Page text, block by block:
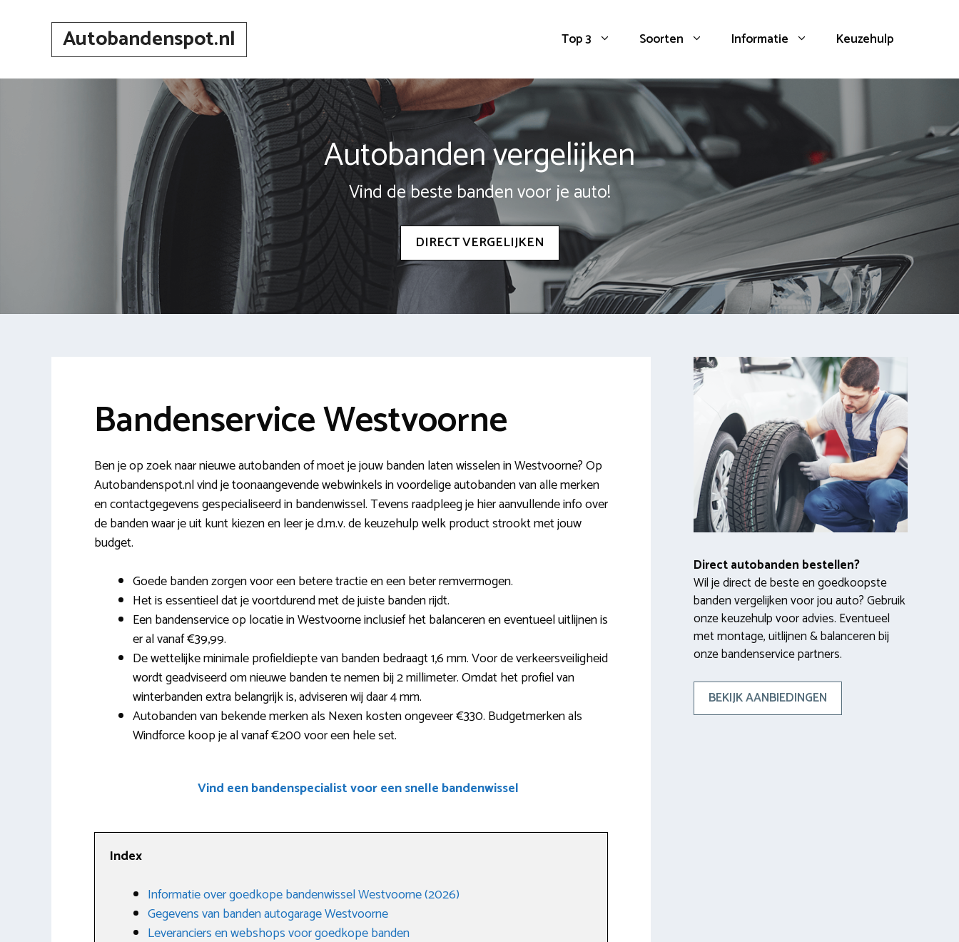
Autobandenspot.nl Top 3 Soorten Informatie Keuzehulp
Autobanden vergelijken
Vind de beste banden voor je auto!
DIRECT VERGELIJKEN
Bandenservice Westvoorne
Ben je op zoek naar nieuwe autobanden of moet je jouw banden laten wisselen in Westvoorne? Op
Autobandenspot.nl vind je toonaangevende webwinkels in voordelige autobanden van alle merken
en contactgegevens gespecialiseerd in bandenwissel. Tevens raadpleeg je hier aanvullende info over
de banden waar je uit kunt kiezen en leer je d.m.v. de keuzehulp welk product strookt met jouw
budget.
Goede banden zorgen voor een betere tractie en een beter remvermogen.
Het is essentieel dat je voortdurend met de juiste banden rijdt.
Een bandenservice op locatie in Westvoorne inclusief het balanceren en eventueel uitlijnen is
er al vanaf €39,99.
De wettelijke minimale profieldiepte van banden bedraagt 1,6 mm. Voor de verkeersveiligheid
wordt geadviseerd om nieuwe banden te nemen bij 2 millimeter. Omdat het profiel van
winterbanden extra belangrijk is, adviseren wij daar 4 mm.
Autobanden van bekende merken als Nexen kosten ongeveer €330. Budgetmerken als
Windforce koop je al vanaf €200 voor een hele set.
Vind een bandenspecialist voor een snelle bandenwissel
Index
Informatie over goedkope bandenwissel Westvoorne (2026)
Gegevens van banden autogarage Westvoorne
Leveranciers en webshops voor goedkope banden
Direct autobanden bestellen?
Wil je direct de beste en goedkoopste
banden vergelijken voor jou auto? Gebruik
onze keuzehulp voor advies. Eventueel
met montage, uitlijnen & balanceren bij
onze bandenservice partners.
BEKIJK AANBIEDINGEN